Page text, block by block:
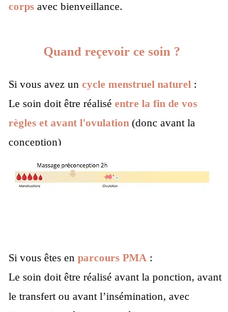
corps avec bienveillance.
Quand reçevoir ce soin ?
Si vous avez un cycle menstruel naturel :
Le soin doit être réalisé entre la fin de vos
règles et avant l'ovulation (donc avant la
conception)
Si vous êtes en parcours PMA :
Le soin doit être réalisé avant la ponction, avant
le transfert ou avant l’insémination, avec